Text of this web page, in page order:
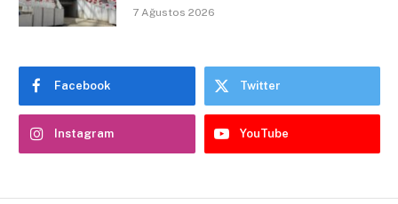
7 Ağustos 2026
Facebook Twitter
Instagram YouTube